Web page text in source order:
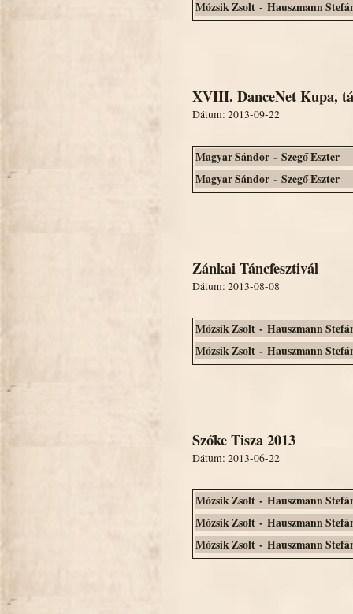
Mózsik Zsolt - Hauszmann
XVIII. DanceNet Kupa,
Dátum: 2013-09-22
Magyar Sándor - Szegő Eszter
Magyar Sándor - Szegő Eszter
Zánkai Táncfesztivál
Dátum: 2013-08-08
Mózsik Zsolt - Hauszmann
Mózsik Zsolt - Hauszmann
Szőke Tisza 2013
Dátum: 2013-06-22
Mózsik Zsolt - Hauszmann
Mózsik Zsolt - Hauszmann
Mózsik Zsolt - Hauszmann